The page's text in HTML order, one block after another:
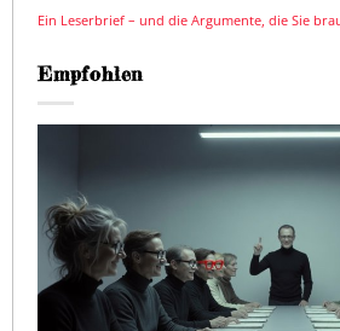
Ein Leserbrief – und die Argumente, die Sie
Empfohlen